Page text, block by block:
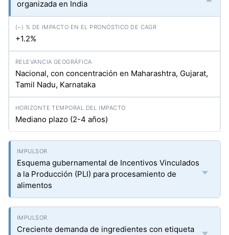
organizada en India
+1.2%
Nacional, con concentración en Maharashtra, Gujarat,
Tamil Nadu, Karnataka
Mediano plazo (2-4 años)
Esquema gubernamental de Incentivos Vinculados
a la Producción (PLI) para procesamiento de
alimentos
Creciente demanda de ingredientes con etiqueta